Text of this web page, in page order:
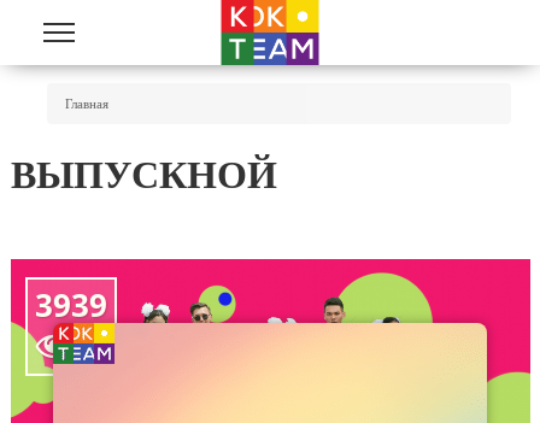
Перейти к основному содержанию
Главная
ВЫПУСКНОЙ
3939
